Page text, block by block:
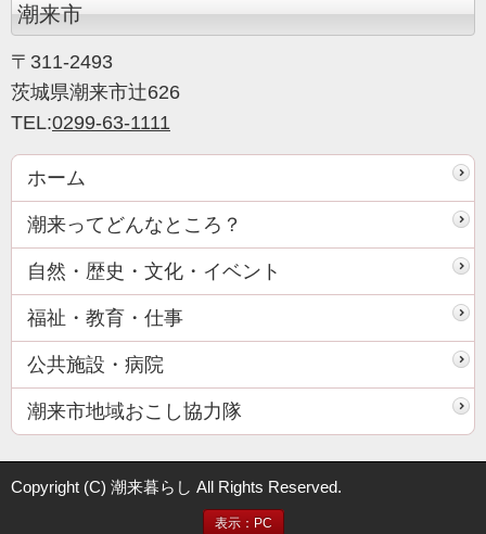
潮来市
〒311-2493
茨城県潮来市辻626
TEL:0299-63-1111
ホーム
潮来ってどんなところ？
自然・歴史・文化・イベント
福祉・教育・仕事
公共施設・病院
潮来市地域おこし協力隊
Copyright (C) 潮来暮らし All Rights Reserved.
表示：PC